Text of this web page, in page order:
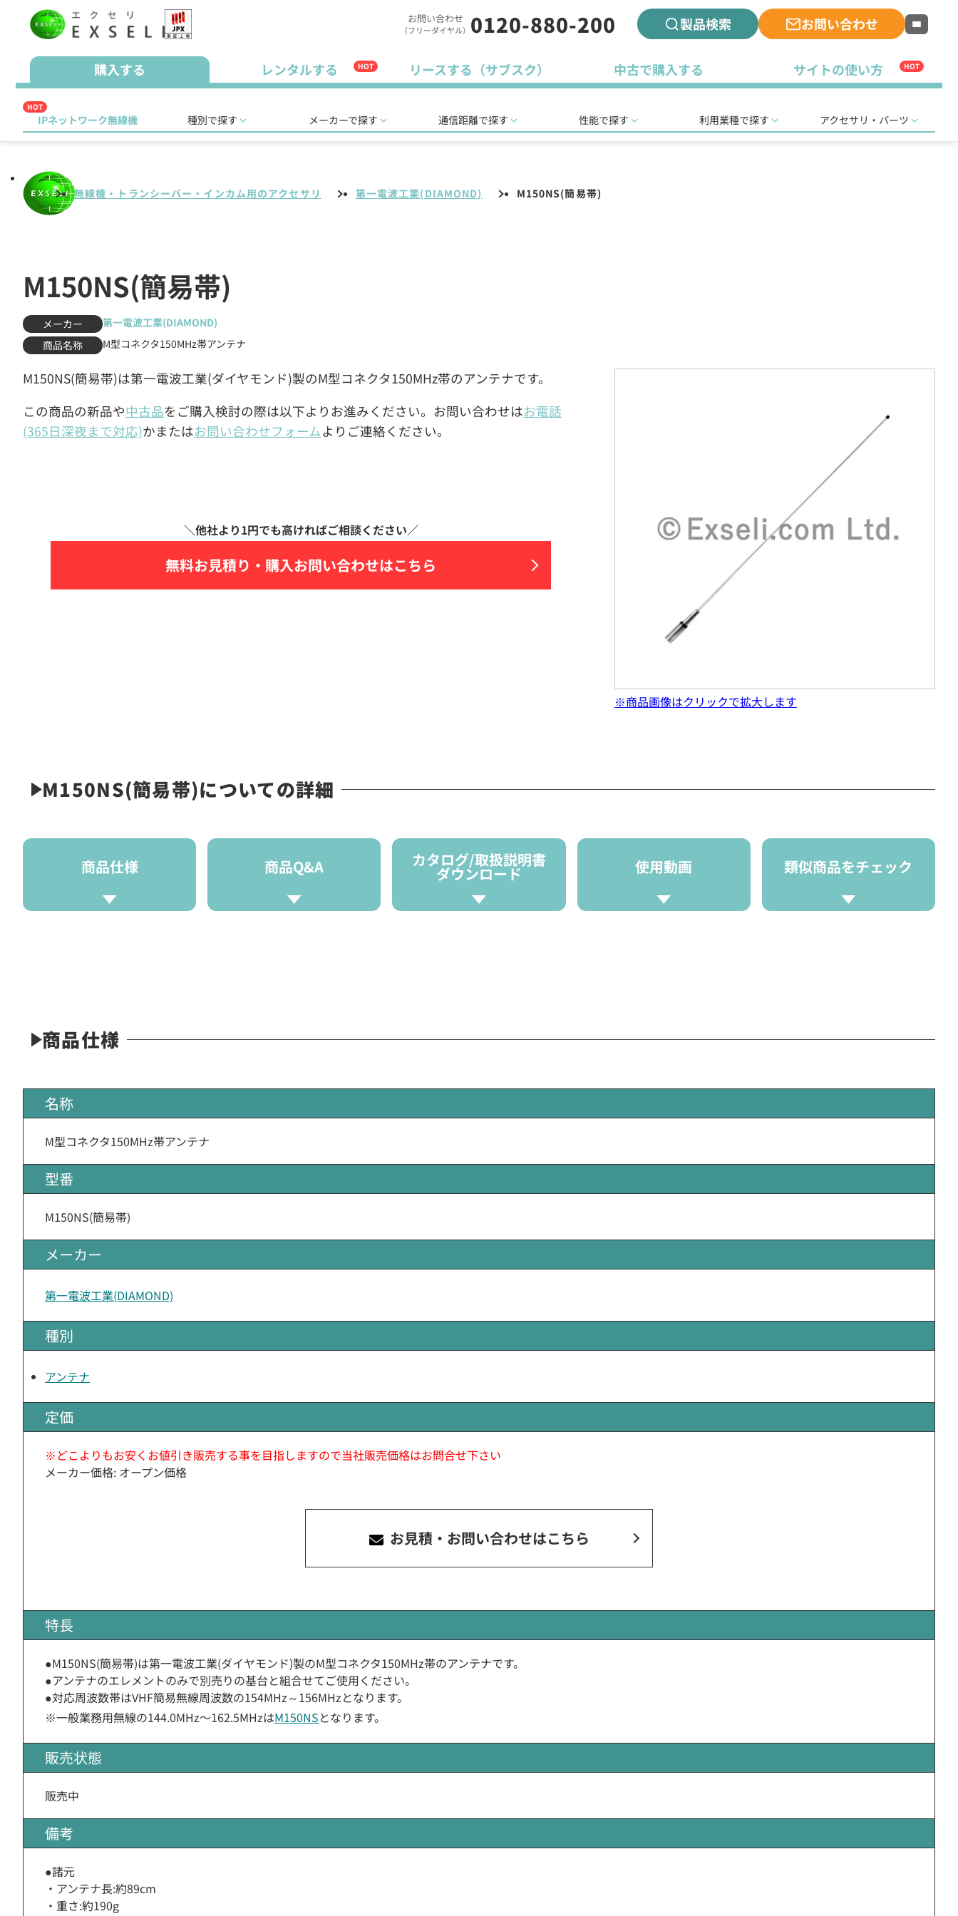
お問い合わせ
（フリーダイヤル） 0120-880-200 製品検索 お問い合わせ
購入する レンタルする HOT リースする（サブスク） 中古で購入する サイトの使い方 HOT
HOT
IPネットワーク無線機 種別で探す メーカーで探す 通信距離で探す 性能で探す 利用業種で探す アクセサリ・パーツ
無線機・トランシーバー・インカム用のアクセサリ 第一電波工業(DIAMOND) M150NS(簡易帯)
M150NS(簡易帯)
メーカー
第一電波工業(DIAMOND)
商品名称
M型コネクタ150MHz帯アンテナ
M150NS(簡易帯)は第一電波工業(ダイヤモンド)製のM型コネクタ150MHz帯のアンテナです。
この商品の新品や中古品をご購入検討の際は以下よりお進みください。お問い合わせはお電話
(365日深夜まで対応)かまたはお問い合わせフォームよりご連絡ください。
無料お見積り・ 購入お問い合わせはこちら
※商品画像はクリックで拡大します
M150NS(簡易帯)についての詳細
商品仕様 商品Q&A カタログ/取扱説明書
ダウンロード 使用動画 類似商品をチェック
商品仕様
名称
M型コネクタ150MHz帯アンテナ
型番
M150NS(簡易帯)
メーカー
第一電波工業(DIAMOND)
種別
アンテナ
定価
※どこよりもお安くお値引き販売する事を目指しますので当社販売価格はお問合せ下さい
メーカー価格: オープン価格
お見積・お問い合わせはこちら
特長
●M150NS(簡易帯)は第一電波工業(ダイヤモンド)製のM型コネクタ150MHz帯のアンテナです。
●アンテナのエレメントのみで別売りの基台と組合せてご使用ください。
●対応周波数帯はVHF簡易無線周波数の154MHz～156MHzとなります。
※一般業務用無線の144.0MHz〜162.5MHzはM150NSとなります。
販売状態
販売中
備考
●諸元
・アンテナ長:約89cm
・重さ:約190g